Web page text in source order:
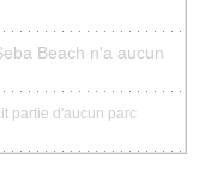
Beach n'a aucun
partie d'aucun parc